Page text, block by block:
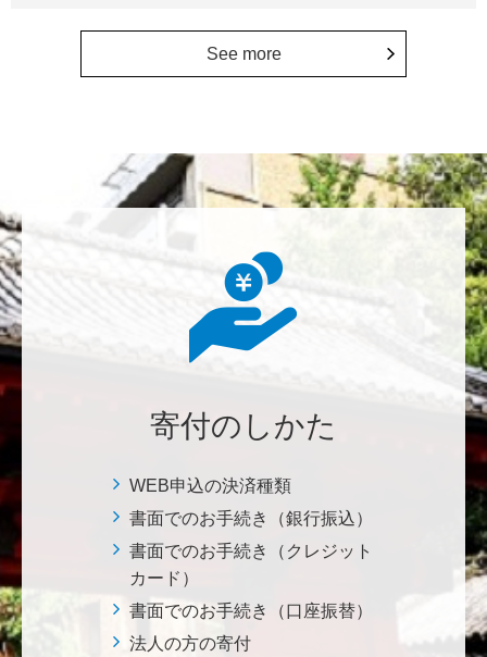
本日は素晴らしい練習の成果を拝聴しました。これか
らも自信をもって励んでください。
七笑酒造株式会社
科・理学部基金>
鈴木 悦郎
赤門が再び開く日を楽しみにしております。 <ひら
け！赤門プロジェクト>
See more
寄付のしかた
WEB申込の決済種類
書面でのお手続き（銀行振込）
書面でのお手続き（クレジット
カード）
書面でのお手続き（口座振替）
法人の方の寄付